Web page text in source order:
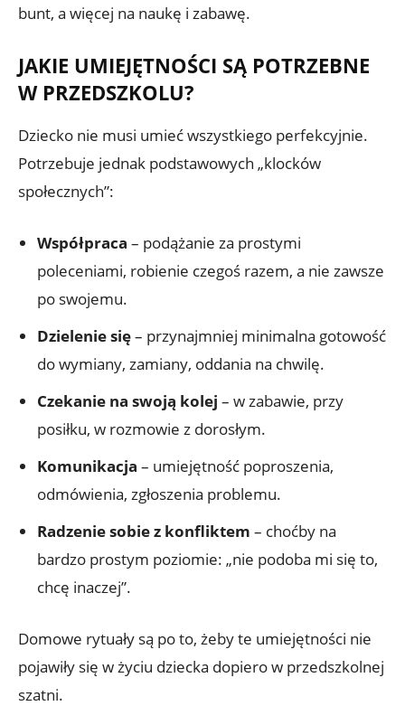
bunt, a więcej na naukę i zabawę.
JAKIE UMIEJĘTNOŚCI SĄ POTRZEBNE
W PRZEDSZKOLU?
Dziecko nie musi umieć wszystkiego perfekcyjnie.
Potrzebuje jednak podstawowych „klocków
społecznych”:
Współpraca – podążanie za prostymi
poleceniami, robienie czegoś razem, a nie zawsze
po swojemu.
Dzielenie się– przynajmniej minimalna gotowość
do wymiany, zamiany, oddania na chwilę.
Czekanie na swoją kolej – w zabawie, przy
posiłku, w rozmowie z dorosłym.
Komunikacja – umiejętność poproszenia,
odmówienia, zgłoszenia problemu.
Radzenie sobie z konfliktem – choćby na
bardzo prostym poziomie: „nie podoba mi się to,
chcę inaczej”.
Domowe rytuały są po to, żeby te umiejętności nie
pojawiły się w życiu dziecka dopiero w przedszkolnej
szatni.